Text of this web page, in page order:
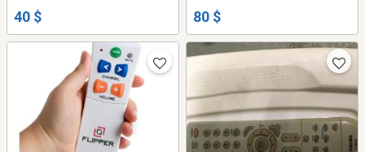
40 $ 80 $